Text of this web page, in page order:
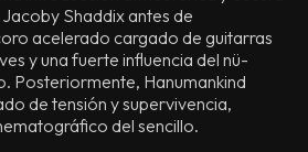
Shaddix antes de
acelerado cargado de guitarras
y una fuerte influencia del nü-
Posteriormente, Hanumankind
de tensión y supervivencia,
del sencillo.